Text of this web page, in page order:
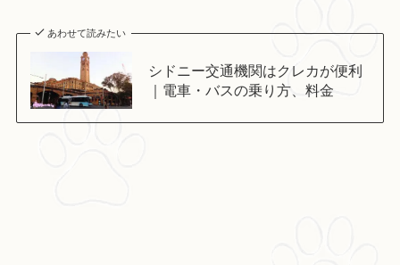
あわせて読みたい
シドニー交通機関はクレカが便利
｜電車・バスの乗り方、料金